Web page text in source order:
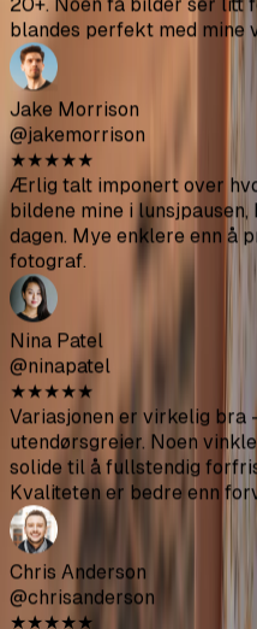
Ethan Williams
@ethanw
★★★★★
Bildene ble bedre enn
Jeg lastet bare opp og
Hannah Lee
@hannahlee
★★★
Begynte å få mye flere
profilen min med disse.
20+. Noen få bilder ser litt
blandes perfekt med mine
Jake Morrison
@jakemorrison
★★★
Ærlig talt imponert over
bildene mine i lunsjpausen,
dagen. Mye enklere enn å
fotograf.